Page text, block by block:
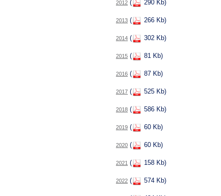
2012 ( 290 Kb)
2013 ( 266 Kb)
2014 ( 302 Kb)
2015 ( 81 Kb)
2016 ( 87 Kb)
2017 ( 525 Kb)
2018 ( 586 Kb)
2019 ( 60 Kb)
2020 ( 60 Kb)
2021 ( 158 Kb)
2022 ( 574 Kb)